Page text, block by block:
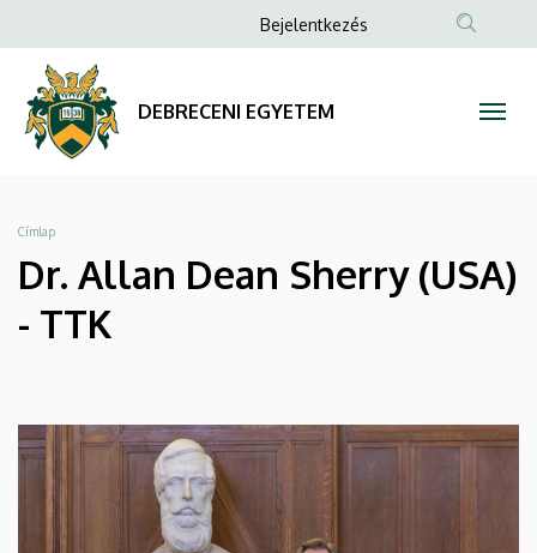
Allan
Dean
Sherry
(USA)
TTK
DEBRECENI
EGYETEM
a
tartalomra
Anonim
menüje
Bejelentkezés
DEBRECENI EGYETEM
Morzsa
Címlap
Dr. Allan Dean Sherry (USA)
- TTK